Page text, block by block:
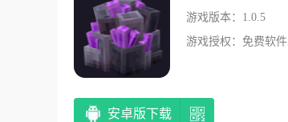
游戏版本：1.0.5
游戏授权：免费软件
安卓版下载